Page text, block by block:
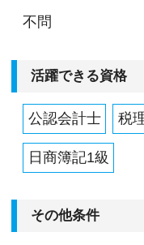
不問
活躍できる資格
公認会計士 税
日商簿記1級
その他条件